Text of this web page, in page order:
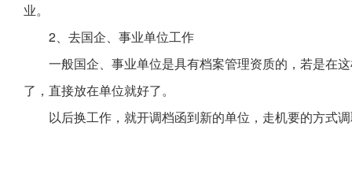
业。
2、去国企、事业单位工作
一般国企、事业单位是具有档案管理资质的，若是在
了，直接放在单位就好了。
以后换工作，就开调档函到新的单位，走机要的方式